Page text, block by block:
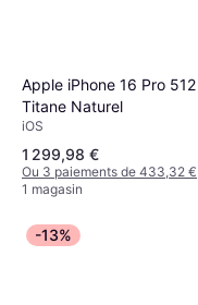
Apple iPhone 16 Pro
Titane Naturel
iOS
1 299,98 €
Ou 3 paiements de 433,32 €
1 magasin
-13%